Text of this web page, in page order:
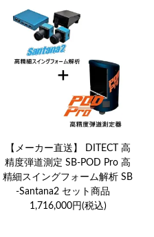
【メーカー直送】 DITECT 高
精度弾道測定 SB-POD Pro 高
精細スイングフォーム解析 SB
-Santana2 セット商品
1,716,000円(税込)